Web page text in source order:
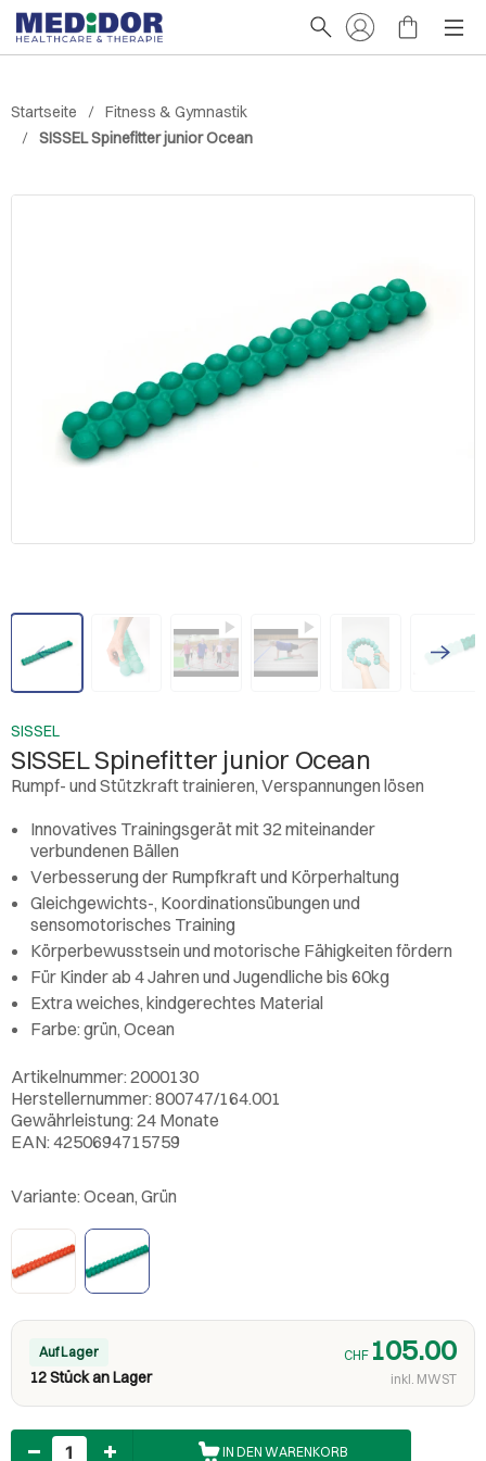
Startseite
Fitness & Gymnastik
SISSEL Spinefitter junior Ocean
SISSEL
SISSEL Spinefitter junior Ocean
Rumpf- und Stützkraft trainieren, Verspannungen lösen
Innovatives Trainingsgerät mit 32 miteinander
verbundenen Bällen
Verbesserung der Rumpfkraft und Körperhaltung
Gleichgewichts-, Koordinationsübungen und
sensomotorisches Training
Körperbewusstsein und motorische Fähigkeiten fördern
Für Kinder ab 4 Jahren und Jugendliche bis 60kg
Extra weiches, kindgerechtes Material
Farbe: grün, Ocean
Artikelnummer: 2000130
Herstellernummer: 800747/164.001
Gewährleistung: 24 Monate
EAN: 4250694715759
Variante: Ocean, Grün
Auf Lager
12 Stück an Lager
CHF 105.00
inkl. MWST
Anzahl
IN DEN WARENKORB